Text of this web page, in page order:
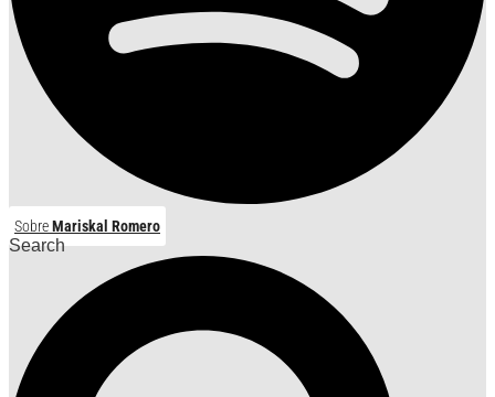
SobreMariskal Romero
Search